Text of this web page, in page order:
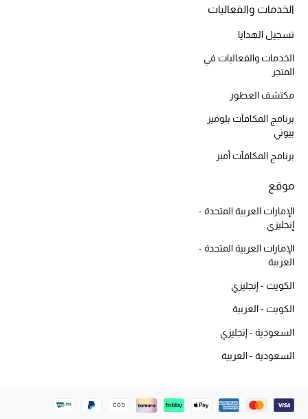
الخدمات والفعاليات
تسجيل الهدايا
الخدمات والفعاليات في
المتجر
مكتشف العطور
برنامج المكافآت بلوميز
بيوتي
برنامج المكافآت أمبر
موقع
الإمارات العربية المتحدة -
إنجليزي
الإمارات العربية المتحدة -
العربية
الكويت - إنجليزي
الكويت - العربية
السعودية - إنجليزي
السعودية - العربية